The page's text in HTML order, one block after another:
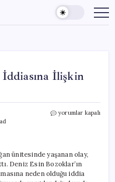
İlişkin
Hemşirenin
Savunma
için
yorumlar kapalı
ünitesinde yaşanan olay,
Deniz Esin Bozoklar’ın
neden olduğu iddia